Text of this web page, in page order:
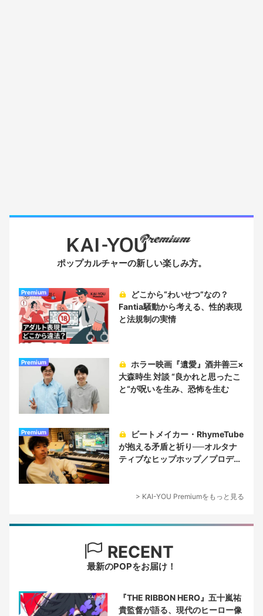
ポップカルチャーの新しい楽しみ方。
Premium
Fantia騒動から考える、性的表現
と法規制の実情
Premium
大森時生 対談 “良かれと思ったこ
と“が呪いを生み、恐怖を生む
Premium
が抱える矛盾と祈り──オルタナ
ティブなヒップホップ／プロデュ
> KAI-YOU Premiumをもっと見る
RECENT
最新のPOPをお届け！
『THE RIBBON HERO』五十嵐祐
貴監督が語る、現代のヒーロー像